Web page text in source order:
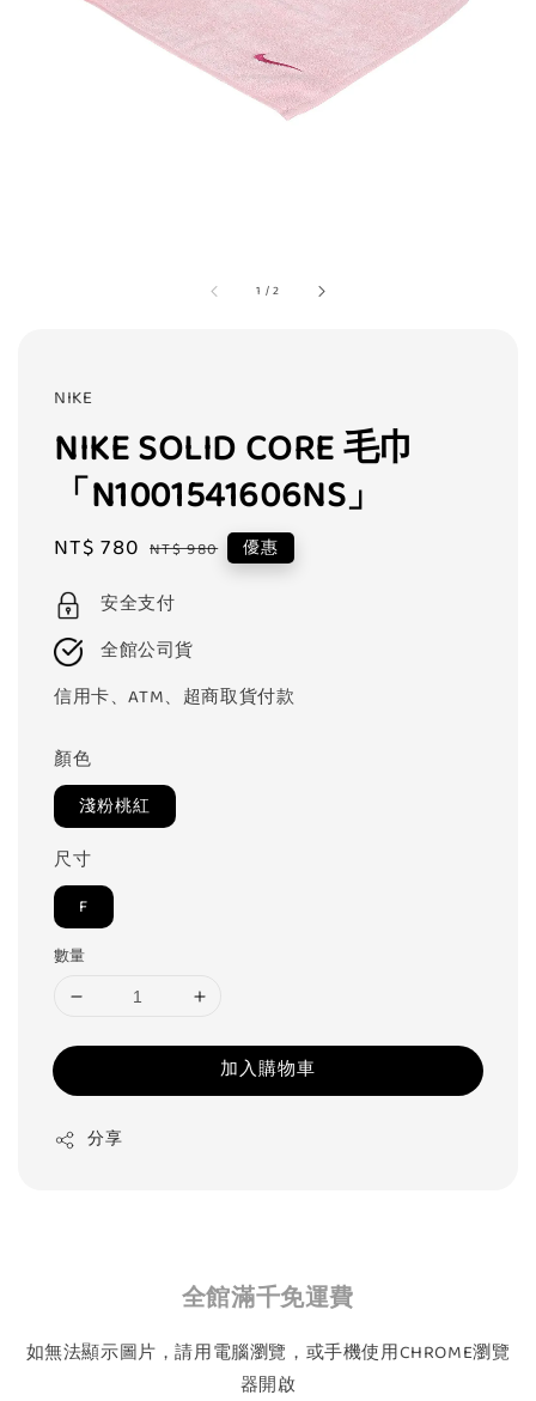
1 /2
NIKE
NIKE SOLID CORE 毛巾
「N1001541606NS」
Sale
NT$ 780 Regular
NT$ 980 優惠
安全支付
全館公司貨
信用卡、ATM、超商取貨付款
顏色
淺粉桃紅
尺寸
F
數量
加入購物車
分享
全館滿千免運費
如無法顯示圖片，請用電腦瀏覽，或手機使用CHROME瀏覽
器開啟